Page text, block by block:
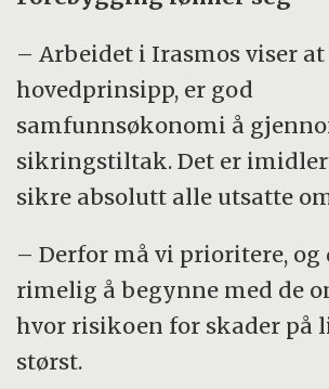
– Arbeidet i Irasmos viser at
hovedprinsipp, er god
samfunnsøkonomi å
sikringstiltak. Det er
sikre absolutt alle utsatte
– Derfor må vi prioritere, og
rimelig å begynne med de
hvor risikoen for skader på
størst.